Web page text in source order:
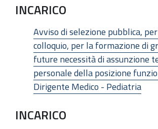
INCARICO
Avviso di selezione pubblica,
colloquio, per la formazione di
future necessità di assunzione
personale della posizione
Dirigente Medico - Pediatria
INCARICO